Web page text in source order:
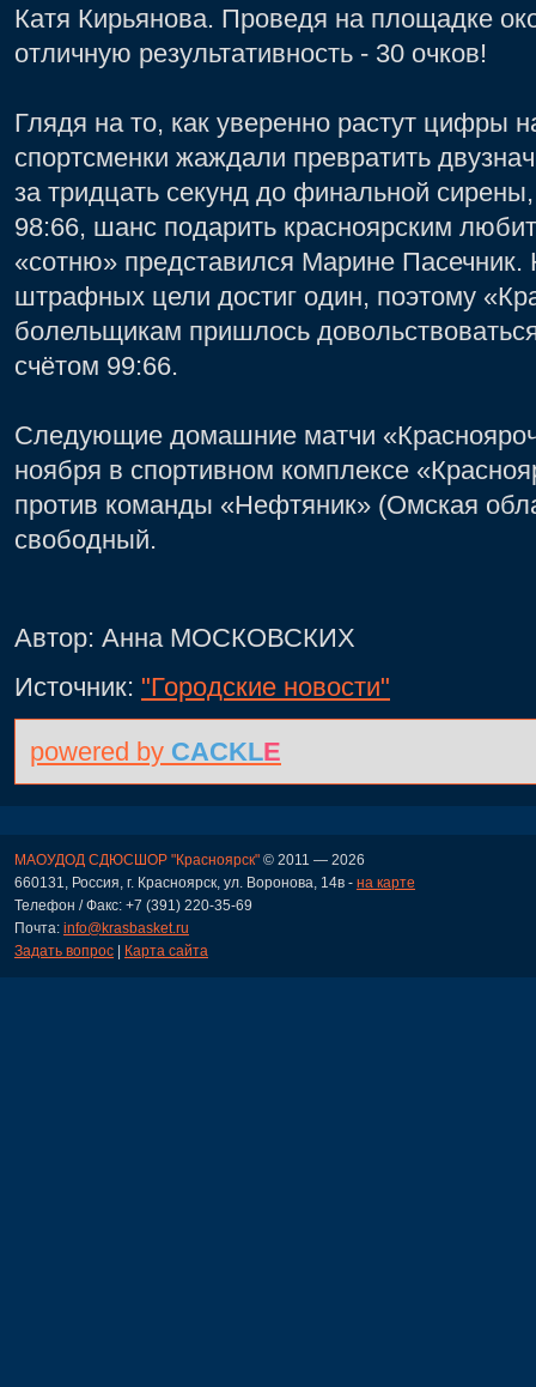
Катя Кирьянова. Проведя на площадке
отличную результативность - 30 очков!
Глядя на то, как уверенно растут цифры
спортсменки жаждали превратить
за тридцать секунд до финальной
98:66, шанс подарить красноярским
«сотню» представился Марине
штрафных цели достиг один, поэтому
болельщикам пришлось
счётом 99:66.
Следующие домашние матчи
ноября в спортивном комплексе
против команды «Нефтяник» (Омская
свободный.
Автор: Анна МОСКОВСКИХ
Источник: "Городские новости"
powered by CACKLE
МАОУДОД СДЮСШОР "Красноярск" © 2011 — 2026
660131, Россия, г. Красноярск, ул. Воронова, 14в - на карте
Телефон / Факс: +7 (391) 220-35-69
Почта: info@krasbasket.ru
Задать вопрос | Карта сайта